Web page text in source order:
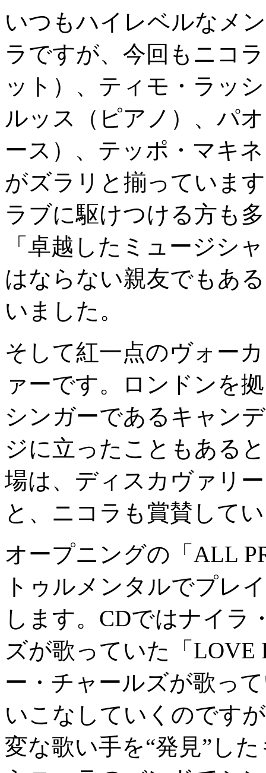
いつもハイレベルなメ
ラですが、今回もニコ
ット）、ティモ・ラッ
ルッス（ピアノ）、パ
ース）、テッポ・マキ
がズラリと揃っていま
ラブに駆けつける方も
「卓越したミュージシ
はならない親友でもあ
いました。
そして紅一点のヴォー
ァーです。ロンドンを
シンガーであるキャン
ジに立ったこともある
場は、ディスカヴァリ
と、ニコラも賞賛して
オープニングの「ALL
トゥルメンタルでプレ
します。CDではナイラ
ズが歌っていた「LOVE
ー・チャールズが歌っ
いこなしていくのです
変な歌い手を“発見”し